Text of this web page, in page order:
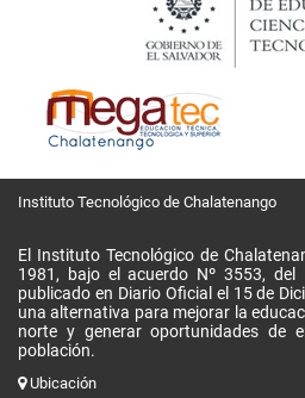
Instituto Tecnológico de Chalatenango
El Instituto Tecnológico de
1981, bajo el acuerdo Nº 3553, del
publicado en Diario Oficial el 15 de
una alternativa para mejorar la
norte y generar oportunidades de
población.
Ubicación